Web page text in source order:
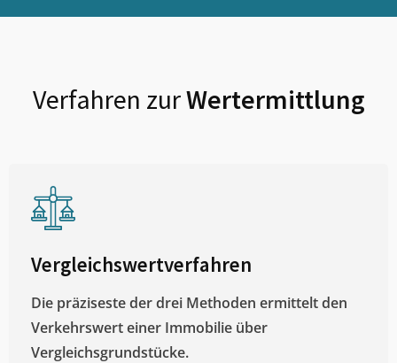
Verfahren zurWertermittlung
Vergleichswertverfahren
Die präziseste der drei Methoden ermittelt den
Verkehrswert einer Immobilie über
Vergleichsgrundstücke.